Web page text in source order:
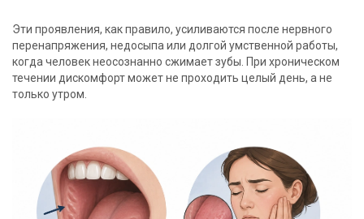
Эти проявления, как правило, усиливаются после нервного
перенапряжения, недосыпа или долгой умственной работы,
когда человек неосознанно сжимает зубы. При хроническом
течении дискомфорт может не проходить целый день, а не
только утром.